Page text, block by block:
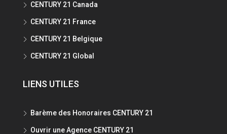
CENTURY 21 Canada
CENTURY 21 France
CENTURY 21 Belgique
CENTURY 21 Global
LIENS UTILES
Barème des Honoraires CENTURY 21
Ouvrir une Agence CENTURY 21